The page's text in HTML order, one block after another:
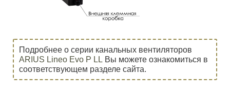
Подробнее о серии канальных вентиляторов
ARIUS Lineo Evo P LL Вы можете ознакомиться в
соответствующем разделе сайта.